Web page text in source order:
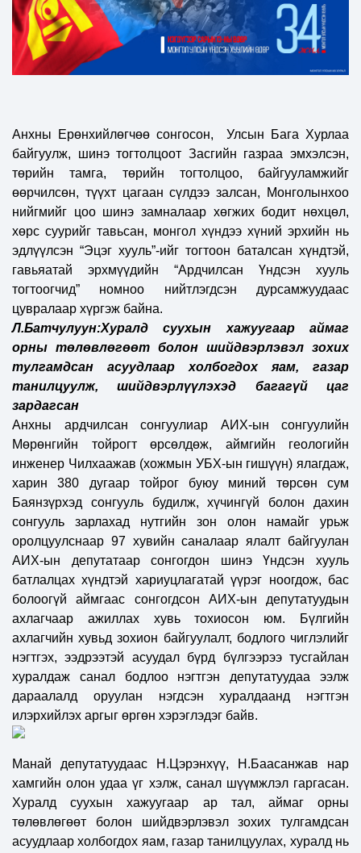
Анхны Ерөнхийлөгчөө сонгосон, Улсын Бага Хурлаа
байгуулж, шинэ тогтолцоот Засгийн газраа эмхэлсэн,
төрийн тамга, төрийн тогтолцоо, байгууламжийг
өөрчилсөн, түүхт цагаан сүлдээ залсан, Монголынхоо
нийгмийг цоо шинэ замналаар хөгжих бодит нөхцөл,
хөрс суурийг тавьсан, монгол хүндээ хүний эрхийн нь
эдлүүлсэн “Эцэг хууль”-ийг тогтоон баталсан хүндтэй,
гавьяатай эрхмүүдийн “Ардчилсан Үндсэн хууль
тогтоогчид” номноо нийтлэгдсэн дурсамжуудаас
цувралаар хүргэж байна.
Л.Батчулуун:Хуралд суухын хажуугаар аймаг
орны төлөвлөгөөт болон шийдвэрлэвэл зохих
тулгамдсан асуудлаар холбогдох яам, газар
танилцуулж, шийдвэрлүүлэхэд багагүй цаг
зардагсан
Анхны ардчилсан сонгуулиар АИХ-ын сонгуулийн
Мөрөнгийн тойрогт өрсөлдөж, аймгийн геологийн
инженер Чилхаажав (хожмын УБХ-ын гишүүн) ялагдаж,
харин 380 дугаар тойрог буюу миний төрсөн сум
Баянзүрхэд сонгууль будилж, хүчингүй болон дахин
сонгууль зарлахад нутгийн зон олон намайг урьж
оролцуулснаар 97 хувийн саналаар ялалт байгуулан
АИХ-ын депутатаар сонгогдон шинэ Үндсэн хууль
батлалцах хүндтэй хариуцлагатай үүрэг ноогдож, бас
болоогүй аймгаас сонгогдсон АИХ-ын депутатуудын
ахлагчаар ажиллах хувь тохиосон юм. Бүлгийн
ахлагчийн хувьд зохион байгуулалт, бодлого чиглэлийг
нэгтгэх, ээдрээтэй асуудал бүрд бүлгээрээ тусгайлан
хуралдаж санал бодлоо нэгтгэн депутатуудаа ээлж
дараалалд оруулан нэгдсэн хуралдаанд нэгтгэн
илэрхийлэх аргыг өргөн хэрэглэдэг байв.
Манай депутатуудаас Н.Цэрэнхүү, Н.Баасанжав нар
хамгийн олон удаа үг хэлж, санал шүүмжлэл гаргасан.
Хуралд суухын хажуугаар ар тал, аймаг орны
төлөвлөгөөт болон шийдвэрлэвэл зохих тулгамдсан
асуудлаар холбогдох яам, газар танилцуулах, хуралд нь